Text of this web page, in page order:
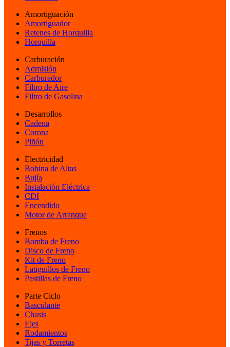
Amortiguación
Amortiguador
Retenes de Horquilla
Horquilla
Carburación
Admisión
Carburador
Filtro de Aire
Filtro de Gasolina
Desarrollos
Cadena
Corona
Piñón
Electricidad
Bobina de Altas
Bujía
Instalación Eléctrica
CDI
Encendido
Motor de Arranque
Frenos
Bomba de Freno
Disco de Freno
Kit de Freno
Latiguillos de Freno
Pastillas de Freno
Parte Ciclo
Basculante
Chasis
Ejes
Rodamientos
Tijas y Torretas